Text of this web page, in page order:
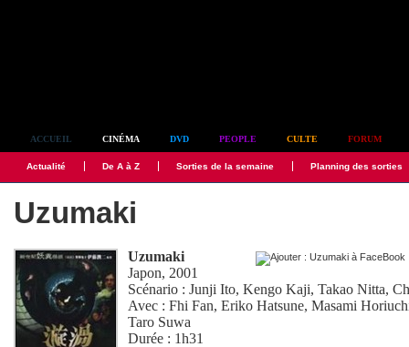
ACCUEIL CINÉMA DVD PEOPLE CULTE FORUM
Actualité De A à Z Sorties de la semaine Planning des sorties
Uzumaki
Uzumaki
Japon, 2001
Scénario :Junji Ito,Kengo Kaji,Takao Nitta,
Avec :Fhi Fan,Eriko Hatsune,Masami
Taro Suwa
Durée : 1h31